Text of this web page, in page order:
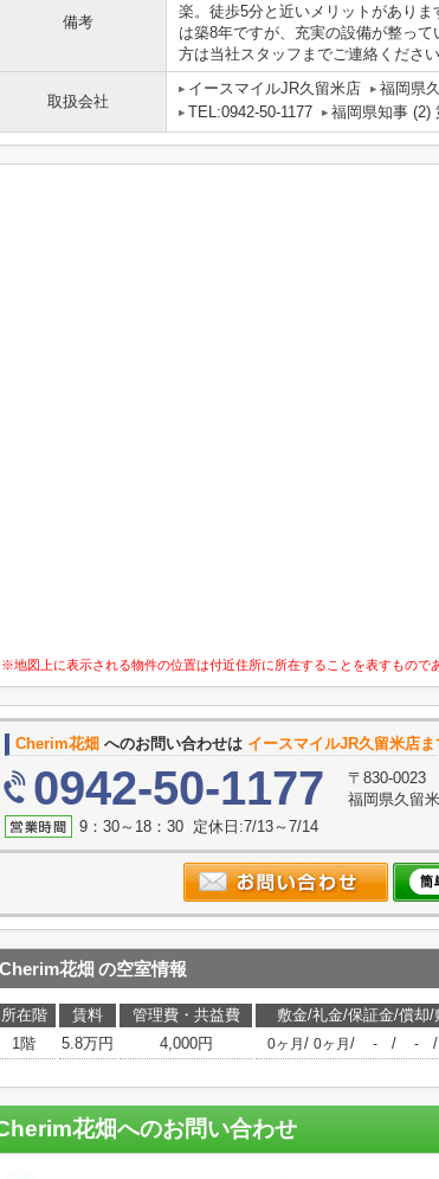
備考
楽。徒歩5分と近いメリットがあり
は築8年ですが、充実の設備が整っ
方は当社スタッフまでご連絡くださ
取扱会社
イースマイルJR久留米店
福岡県
TEL:0942-50-1177
福岡県知事 (2)
※地図上に表示される物件の位置は付近住所に所在することを表すもので
Cherim花畑 へのお問い合わせは イースマイルJR久留米店ま
0942-50-1177
〒830-0023
福岡県久留
9：30～18：30 定休日:7/13～7/14
Cherim花畑 の空室情報
所在階 賃料 管理費・共益費 敷金/礼金/保証金/償却/
1階
5.8万円 4,000円 0ヶ月 / 0ヶ月 / - / - /
花畑へのお問い合わせ